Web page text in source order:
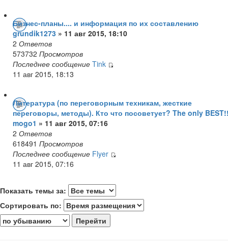
Бизнес-планы.... и информация по их составлению
grundik1273 » 11 авг 2015, 18:10
2 Ответов
573732 Просмотров
Последнее сообщение Tink
11 авг 2015, 18:13
Литература (по переговорным техникам, жесткие
переговоры, методы). Кто что посоветует? The only
mogo1 » 11 авг 2015, 07:16
2 Ответов
618491 Просмотров
Последнее сообщение Flyer
11 авг 2015, 07:16
Показать темы за:
Сортировать по: